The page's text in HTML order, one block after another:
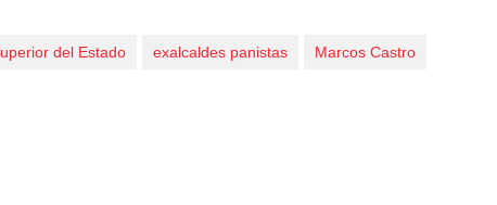
del Estado exalcaldes panistas Marcos Castro